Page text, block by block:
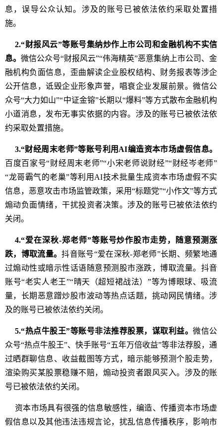
息，误导公众认知。涉及的账号已被依法依约采取处置措
施。
2.“财报风云”等账号集纳炒作上市公司和金融机构不实信
息。 微信公众号“财报风云”“伟海精英”恶意集纳上市公司、金
融机构负面信息，歪曲解读企业股权结构、财务报表等涉企
公开信息，诋毁企业形象声誉，唱衰企业发展前景。微信公
众号“大力如山”“中证金镕”长期以“爆料”等方式散布金融机构
小道消息，发布无事实依据的内容。涉及的账号已被依法依
约采取处置措施。
3.“财经周末老师”等账号利用AI编造资本市场虚假信息。
百度百家号“财经周末老师”“小宋老师说财经”“财经岑老师”
“龙哥霸气的老巢”等利用AI技术批量生成资本市场虚假不实
信息，恶意攻击市场监管政策，采用“标题党”“小作文”等方式
煽动负面情绪，干扰投资者决策。涉及的账号已被依法依约
关闭。
4.“爱在深秋-郑老师”等账号炒作股市走势，随意预测涨
跌，博取流量。抖音账号“爱在深秋-郑老师”长期、频繁地通
过煽动性或暗示性话语随意预测股市涨跌，博取流量。抖音
账号“老实人老王”“晴天（超短裙战法）”等为博眼球、吸流
量，长期恶意蹭炒股市波动等热点话题，挑动网民情绪。涉
及的账号已被依法依约关闭。
5.“热点牛股王”等账号非法推荐股票，谋取利益。 微信公
众号“热点牛股王”、快手账号“五年万倍收益”等非法荐股，通
过晒群聊信息、收益截图等方式，暗示能够预测个股走势，
渲染购买某股票稳赚不赔，煽动投资者跟风买入。涉及的账
号已被依法依约关闭。
资本市场具有很强的信息敏感性，编造、传播资本市场虚
假信息以及其他违法违规言论，扰乱信息传播秩序，影响市